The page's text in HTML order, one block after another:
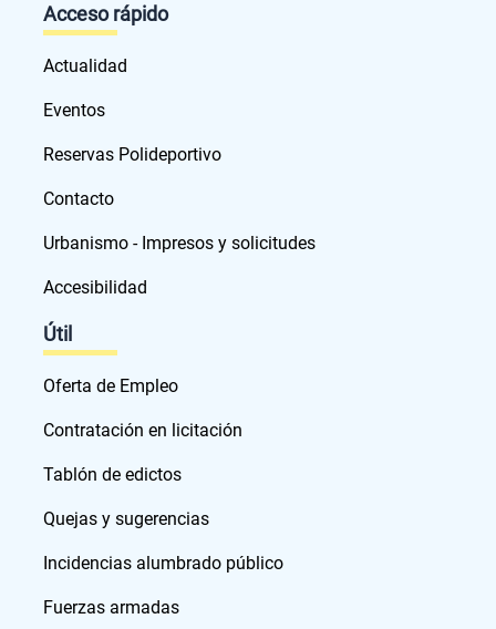
Acceso rápido
Actualidad
Eventos
Reservas Polideportivo
Contacto
Urbanismo - Impresos y solicitudes
Accesibilidad
Útil
Oferta de Empleo
Contratación en licitación
Tablón de edictos
Quejas y sugerencias
Incidencias alumbrado público
Fuerzas armadas